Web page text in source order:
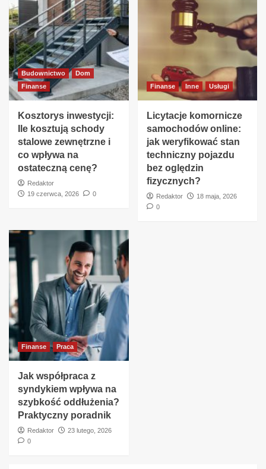
Budownictwo
Dom
Finanse
Kosztorys inwestycji:
Ile kosztują schody
stalowe zewnętrzne i
co wpływa na
ostateczną cenę?
Redaktor
19 czerwca, 2026
0
Finanse Inne Usługi
Licytacje komornicze
samochodów online:
jak weryfikować stan
techniczny pojazdu
bez oględzin
fizycznych?
Redaktor
18 maja, 2026
0
Finanse Praca
Jak współpraca z
syndykiem wpływa na
szybkość oddłużenia?
Praktyczny poradnik
Redaktor
23 lutego, 2026
0